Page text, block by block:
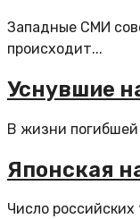
Западные СМИ
происходит...
Уснувшие
В жизни
Японская
Число